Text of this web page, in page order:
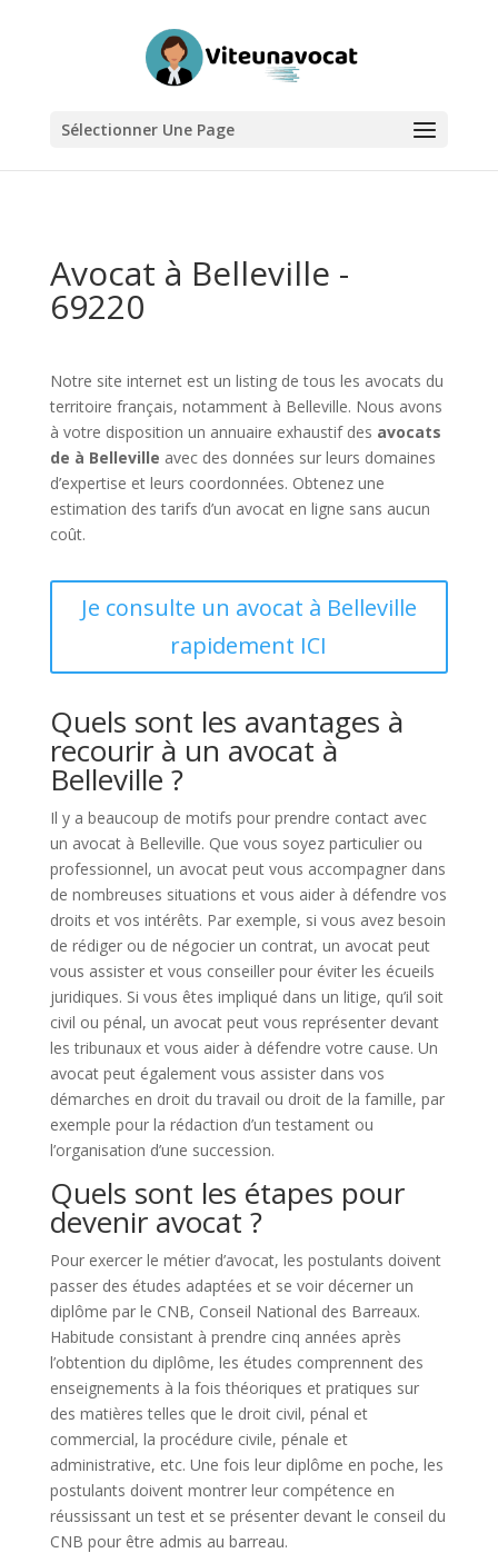
Sélectionner Une Page
Avocat à Belleville -
69220
Notre site internet est un listing de tous les avocats du
territoire français, notamment à Belleville. Nous avons
à votre disposition un annuaire exhaustif des avocats
de à Belleville avec des données sur leurs domaines
d’expertise et leurs coordonnées. Obtenez une
estimation des tarifs d’un avocat en ligne sans aucun
coût.
Je consulte un avocat à Belleville
rapidement ICI
Quels sont les avantages à
recourir à un avocat à
Belleville ?
Il y a beaucoup de motifs pour prendre contact avec
un avocat à Belleville. Que vous soyez particulier ou
professionnel, un avocat peut vous accompagner dans
de nombreuses situations et vous aider à défendre vos
droits et vos intérêts. Par exemple, si vous avez besoin
de rédiger ou de négocier un contrat, un avocat peut
vous assister et vous conseiller pour éviter les écueils
juridiques. Si vous êtes impliqué dans un litige, qu’il soit
civil ou pénal, un avocat peut vous représenter devant
les tribunaux et vous aider à défendre votre cause. Un
avocat peut également vous assister dans vos
démarches en droit du travail ou droit de la famille, par
exemple pour la rédaction d’un testament ou
l’organisation d’une succession.
Quels sont les étapes pour
devenir avocat ?
Pour exercer le métier d’avocat, les postulants doivent
passer des études adaptées et se voir décerner un
diplôme par le CNB, Conseil National des Barreaux.
Habitude consistant à prendre cinq années après
l’obtention du diplôme, les études comprennent des
enseignements à la fois théoriques et pratiques sur
des matières telles que le droit civil, pénal et
commercial, la procédure civile, pénale et
administrative, etc. Une fois leur diplôme en poche, les
postulants doivent montrer leur compétence en
réussissant un test et se présenter devant le conseil du
CNB pour être admis au barreau.